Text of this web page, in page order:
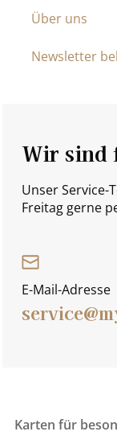
Über uns
Newsletter
Wir sind
Unser Service-
Freitag gerne
E-Mail-Adresse
Karten für